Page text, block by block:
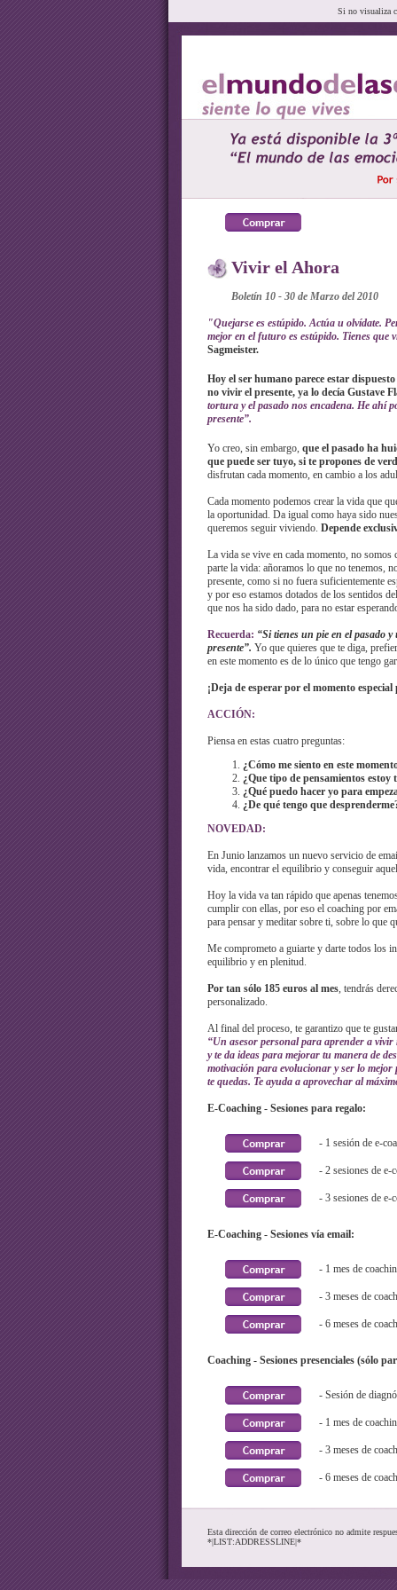
Si no visualiza
Vivir el Ahora
Boletín 10 - 30 de Marzo del 2010
"Quejarse es estúpido. Actúa u olvídate.
mejor en el futuro es estúpido. Tienes que
Sagmeister.
Hoy el ser humano parece estar
no vivir el presente, ya lo decía Gustave
tortura y el pasado nos encadena. He ahí
presente”.
Yo creo, sin embargo, que el pasado ha
que puede ser tuyo, si te propones de
disfrutan cada momento, en cambio a los
Cada momento podemos crear la vida que
la oportunidad. Da igual como haya sido
queremos seguir viviendo. Depende
La vida se vive en cada momento, no somos
parte la vida: añoramos lo que no tenemos,
presente, como si no fuera suficientemente
y por eso estamos dotados de los sentidos
que nos ha sido dado, para no estar
Recuerda: “Si tienes un pie en el pasado
presente”. Yo que quieres que te diga,
en este momento es de lo único que tengo
¡Deja de esperar por el momento
ACCIÓN:
Piensa en estas cuatro preguntas:
¿Cómo me siento en este
¿Que tipo de pensamientos estoy
¿Qué puedo hacer yo para
¿De qué tengo que
NOVEDAD:
En Junio lanzamos un nuevo servicio de
vida, encontrar el equilibrio y conseguir
Hoy la vida va tan rápido que apenas
cumplir con ellas, por eso el coaching por
para pensar y meditar sobre ti, sobre lo que
Me comprometo a guiarte y darte todos los
equilibrio y en plenitud.
Por tan sólo 185 euros al mes, tendrás
personalizado.
Al final del proceso, te garantizo que te
“Un asesor personal para aprender a vivir
y te da ideas para mejorar tu manera de
motivación para evolucionar y ser lo
te quedas. Te ayuda a aprovechar al
E-Coaching - Sesiones para regalo:
- 1 sesión de e-
- 2 sesiones de e-
- 3 sesiones de e-
E-Coaching - Sesiones vía email:
- 1 mes de
- 3 meses de
- 6 meses de
Coaching - Sesiones presenciales (sólo
- Sesión de
- 1 mes de
- 3 meses de
- 6 meses de
Esta dirección de correo electrónico no admite
*|LIST:ADDRESSLINE|*